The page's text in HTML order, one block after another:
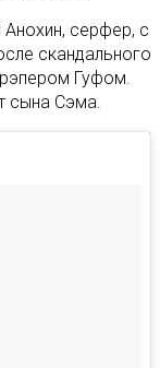
серфер, с
скандального
Гуфом.
сына Сэма.